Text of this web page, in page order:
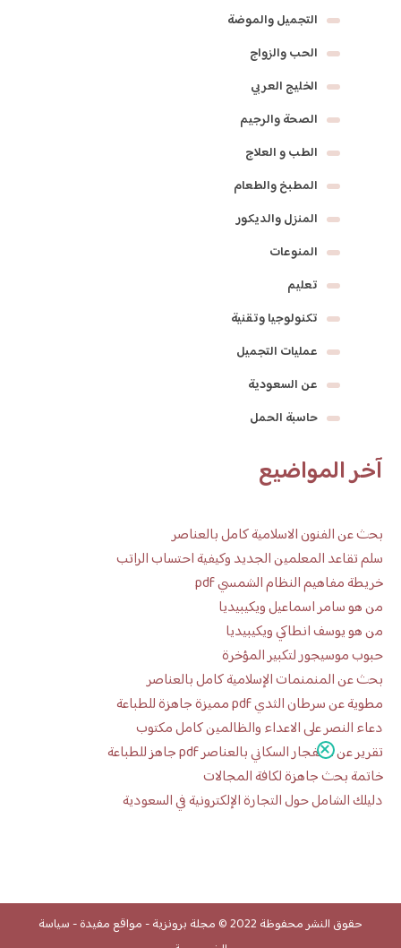
التجميل والموضة
الحب والزواج
الخليج العربي
الصحة والرجيم
الطب و العلاج
المطبخ والطعام
المنزل والديكور
المنوعات
تعليم
تكنولوجيا وتقنية
عمليات التجميل
عن السعودية
حاسبة الحمل
آخر المواضيع
بحث عن الفنون الاسلامية كامل بالعناصر
سلم تقاعد المعلمين الجديد وكيفية احتساب الراتب
خريطة مفاهيم النظام الشمسي pdf
من هو سامر اسماعيل ويكيبيديا
من هو يوسف انطاكي ويكيبيديا
حبوب موسيجور لتكبير المؤخرة
بحث عن المنمنمات الإسلامية كامل بالعناصر
مطوية عن سرطان الثدي pdf مميزة جاهزة للطباعة
دعاء النصر على الاعداء والظالمين كامل مكتوب
تقرير عن الانفجار السكاني بالعناصر pdf جاهز للطباعة
خاتمة بحث جاهزة لكافة المجالات
دليلك الشامل حول التجارة الإلكترونية في السعودية
حقوق النشر محفوظة 2022 © مجلة برونزية-مواقع مفيدة-سياسة